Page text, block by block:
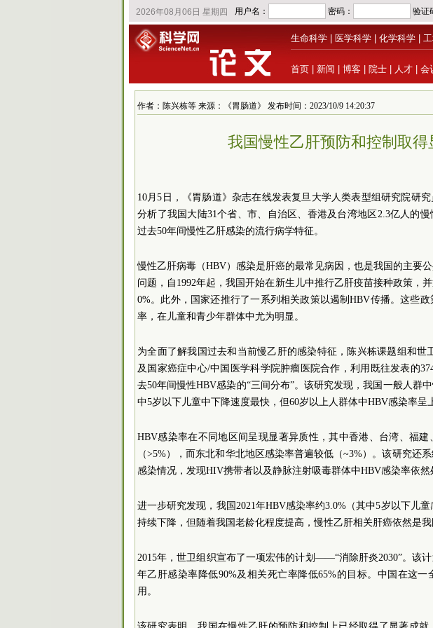
生命科学 医学科学 化学科学
首页 新闻 博客 院士 人才 会
作者：陈兴栋等 来源：《胃肠道》 发布时间：2023/10/9 14:20:37
我国慢性乙肝预防和控制取得
10月5日，《胃肠道》杂志在线发表复旦大学人类表型组研究院研
分析了我国大陆31个省、市、自治区、香港及台湾地区2.3亿人的
过去50年间慢性乙肝感染的流行病学特征。
慢性乙肝病毒（HBV）感染是肝癌的最常见病因，也是我国的主要
问题，自1992年起，我国开始在新生儿中推行乙肝疫苗接种政策，
0%。此外，国家还推行了一系列相关政策以遏制HBV传播。这些
率，在儿童和青少年群体中尤为明显。
为全面了解我国过去和当前慢乙肝的感染特征，陈兴栋课题组和世
及国家癌症中心/中国医学科学院肿瘤医院合作，利用既往发表的
去50年间慢性HBV感染的“三间分布”。该研究发现，我国一般人群
中5岁以下儿童中下降速度最快，但60岁以上人群体中HBV感染率呈
HBV感染率在不同地区间呈现显著异质性，其中香港、台湾、福
（>5%），而东北和华北地区感染率普遍较低（~3%）。该研究还
感染情况，发现HIV携带者以及静脉注射吸毒群体中HBV感染率依然
进一步研究发现，我国2021年HBV感染率约3.0%（其中5岁以下儿
持续下降，但随着我国老龄化程度提高，慢性乙肝相关肝癌依然是我
2015年，世卫组织宣布了一项宏伟的计划——“消除肝炎2030”。该
年乙肝感染率降低90%及相关死亡率降低65%的目标。中国在这
用。